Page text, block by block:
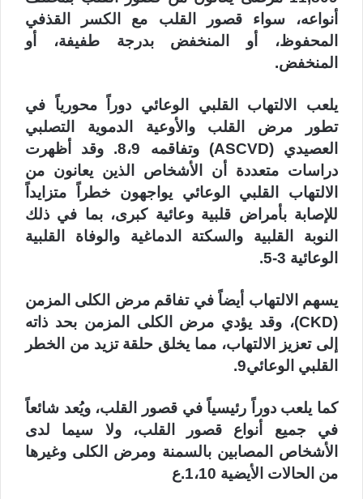
أنواعه، سواء قصور القلب مع الكسر القذفي
المحفوظ، أو المنخفض بدرجة طفيفة، أو
المنخفض.
يلعب الالتهاب القلبي الوعائي دوراً محورياً في
تطور مرض القلب والأوعية الدموية التصلبي
العصيدي (ASCVD) وتفاقمه 8،9. وقد أظهرت
دراسات متعددة أن الأشخاص الذين يعانون من
الالتهاب القلبي الوعائي يواجهون خطراً متزايداً
للإصابة بأمراض قلبية وعائية كبرى، بما في ذلك
النوبة القلبية والسكتة الدماغية والوفاة القلبية
الوعائية 3-5.
يسهم الالتهاب أيضاً في تفاقم مرض الكلى المزمن
(CKD)، وقد يؤدي مرض الكلى المزمن بحد ذاته
إلى تعزيز الالتهاب، مما يخلق حلقة تزيد من الخطر
القلبي الوعائي9.
كما يلعب دوراً رئيسياً في قصور القلب، ويُعد شائعاً
في جميع أنواع قصور القلب، ولا سيما لدى
الأشخاص المصابين بالسمنة ومرض الكلى وغيرها
من الحالات الأيضية 1،10.ع